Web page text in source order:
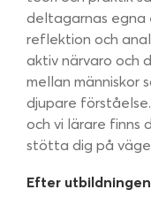
deltagarnas egna
reflektion och
aktiv närvaro och
mellan människor
djupare
och vi lärare finns
stötta dig på
Efter utbildningen